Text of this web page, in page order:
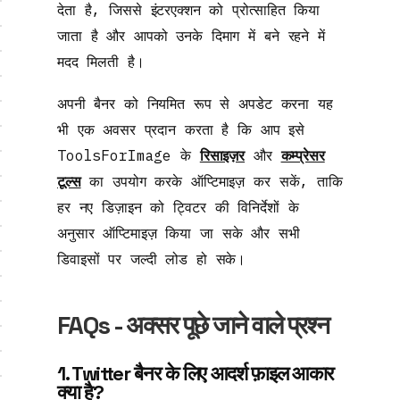
देता है, जिससे इंटरएक्शन को प्रोत्साहित किया
जाता है और आपको उनके दिमाग में बने रहने में
मदद मिलती है।
अपनी बैनर को नियमित रूप से अपडेट करना यह
भी एक अवसर प्रदान करता है कि आप इसे
ToolsForImage केरिसाइज़रऔरकम्प्रेसर
टूल्सका उपयोग करके ऑप्टिमाइज़ कर सकें, ताकि
हर नए डिज़ाइन को ट्विटर की विनिर्देशों के
अनुसार ऑप्टिमाइज़ किया जा सके और सभी
डिवाइसों पर जल्दी लोड हो सके।
FAQs - अक्सर पूछे जाने वाले प्रश्न
1. Twitter बैनर के लिए आदर्श फ़ाइल आकार
क्या है?